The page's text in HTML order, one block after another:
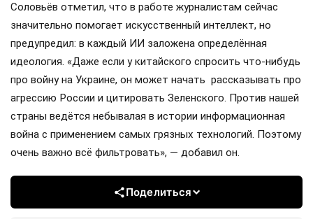
Соловьёв отметил, что в работе журналистам сейчас
значительно помогает искусственный интеллект, но
предупредил: в каждый ИИ заложена определённая
идеология. «Даже если у китайского спросить что-нибудь
про войну на Украине, он может начать рассказывать про
агрессию России и цитировать Зеленского. Против нашей
страны ведётся небывалая в истории информационная
война с применением самых грязных технологий. Поэтому
очень важно всё фильтровать», — добавил он.
Поделиться